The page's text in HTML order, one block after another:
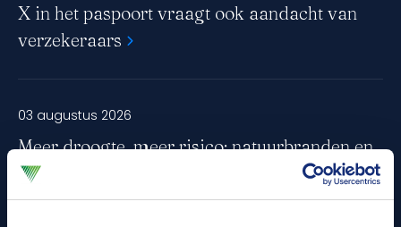
X in het paspoort vraagt ook aandacht van
verzekeraars
03 augustus 2026
Meer droogte, meer risico: natuurbranden en
verzekeringen in Nederland